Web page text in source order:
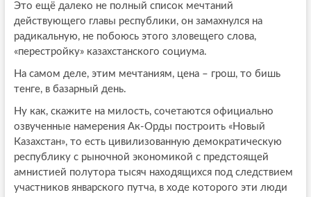
Это ещё далеко не полный список мечтаний
действующего главы республики, он замахнулся на
радикальную, не побоюсь этого зловещего слова,
«перестройку» казахстанского социума.
На самом деле, этим мечтаниям, цена – грош, то бишь
тенге, в базарный день.
Ну как, скажите на милость, сочетаются официально
озвученные намерения Ак-Орды построить «Новый
Казахстан», то есть цивилизованную демократическую
республику с рыночной экономикой с предстоящей
амнистией полутора тысяч находящихся под следствием
участников январского путча, в ходе которого эти люди